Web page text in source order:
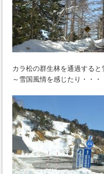
カラ松の群生林を通過する
～雪国風情を感じたり・・・